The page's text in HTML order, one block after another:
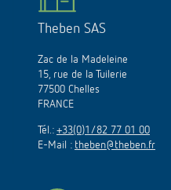
Theben SAS
Zac de la Madeleine
15, rue de la Tuilerie
77500 Chelles
FRANCE
Tél.: +33(0)1/82 77 01 00
E-Mail : theben@theben.fr